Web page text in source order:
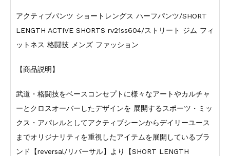
アクティブパンツ ショートレングス ハーフパンツ/SHORT
LENGTH ACTIVE SHORTS rv21ss604/ストリート ジム フィ
ットネス 格闘技 メンズ ファッション
【商品説明】
武道・格闘技をベースコンセプトに様々なアートやカルチャ
ーとクロスオーバーしたデザインを 展開するスポーツ・ミッ
クス・アパレルとしてアクティブシーンからデイリーユース
までオリジナリティを重視したアイテムを展開しているブラ
ンド【reversal/リバーサル】より【SHORT LENGTH